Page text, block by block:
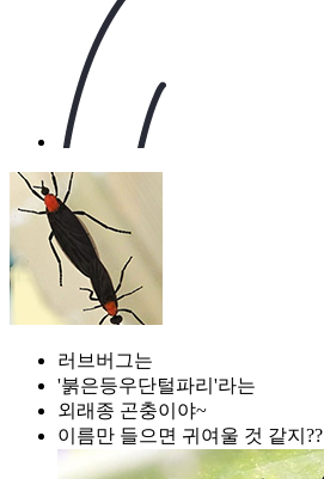
러브버그는
'붉은등우단털파리'라는
외래종 곤충이야~
이름만 들으면 귀여울 것 같지??